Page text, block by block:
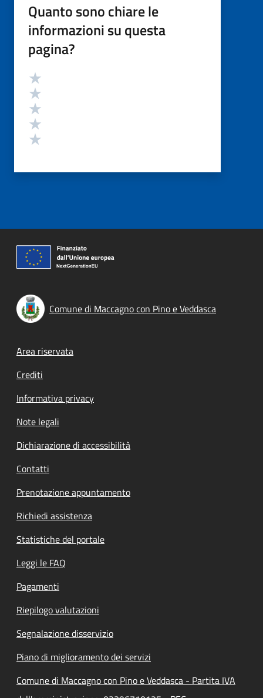
Quanto sono chiare le
informazioni su questa
pagina?
Valutazione
Comune di Maccagno con Pino e Veddasca
Footer menu
Area riservata
Crediti
Informativa privacy
Note legali
Dichiarazione di accessibilità
Contatti
Prenotazione appuntamento
Richiedi assistenza
Statistiche del portale
Leggi le FAQ
Pagamenti
Riepilogo valutazioni
Segnalazione disservizio
Piano di miglioramento dei servizi
Comune di Maccagno con Pino e Veddasca - Partita IVA